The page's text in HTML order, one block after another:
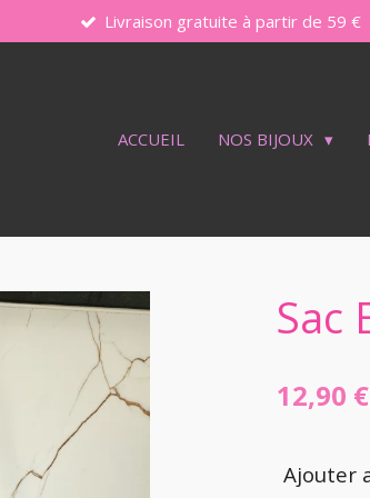
Livraison gratuite à partir de 59 €
ACCUEIL NOS BIJOUX
Sac
12,90 €
Ajouter